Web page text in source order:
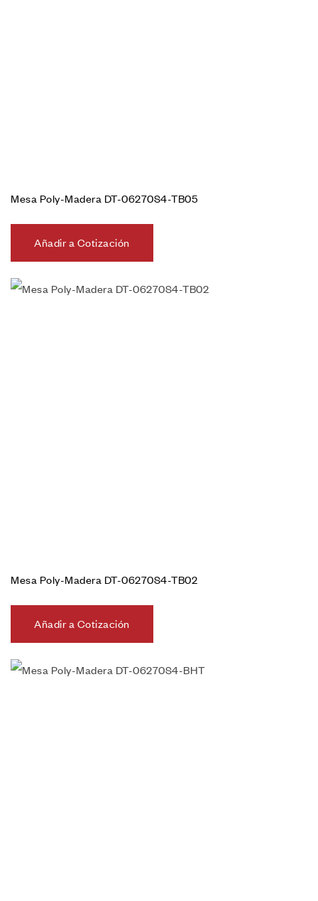
Mesa Poly-Madera DT-06270S4-TB05
Añadir a Cotización
Mesa Poly-Madera DT-06270S4-TB02
Añadir a Cotización